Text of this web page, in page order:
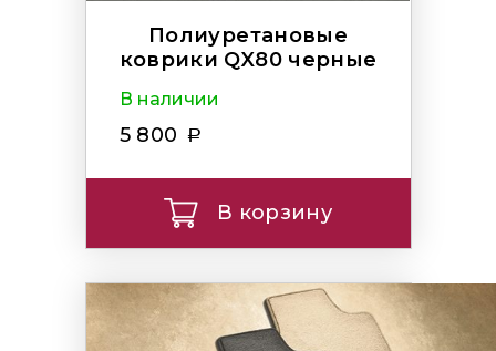
Полиуретановые
коврики QX80 черные
В наличии
5 800
В корзину